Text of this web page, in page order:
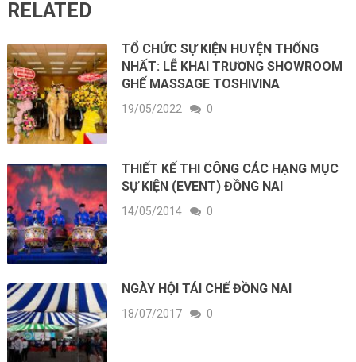
RELATED
TỔ CHỨC SỰ KIỆN HUYỆN THỐNG
NHẤT: LỄ KHAI TRƯƠNG SHOWROOM
GHẾ MASSAGE TOSHIVINA
19/05/2022 0
THIẾT KẾ THI CÔNG CÁC HẠNG MỤC
SỰ KIỆN (EVENT) ĐỒNG NAI
14/05/2014 0
NGÀY HỘI TÁI CHẾ ĐỒNG NAI
18/07/2017 0